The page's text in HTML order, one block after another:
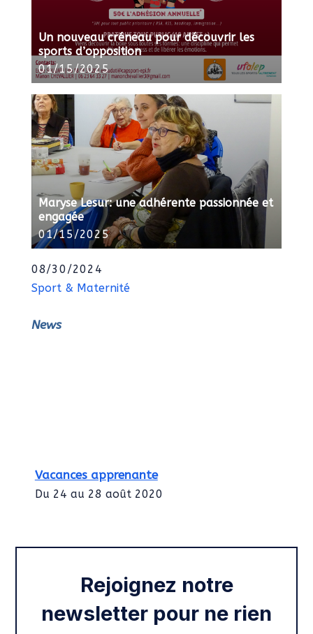
Un nouveau créneau pour découvrir les
sports d’opposition
01/15/2025
Maryse Lesur: une adhérente passionnée et
engagée
01/15/2025
08/30/2024
Sport & Maternité
News
Vacances apprenante
Du 24 au 28 août 2020
Rentrée 2020
Rejoignez notre
newsletter pour ne rien